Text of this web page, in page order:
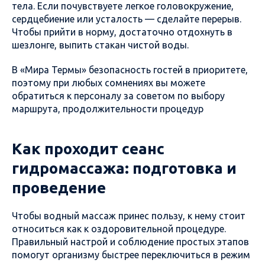
тела. Если почувствуете легкое головокружение,
сердцебиение или усталость — сделайте перерыв.
Чтобы прийти в норму, достаточно отдохнуть в
шезлонге, выпить стакан чистой воды.
В «Мира Термы» безопасность гостей в приоритете,
поэтому при любых сомнениях вы можете
обратиться к персоналу за советом по выбору
маршрута, продолжительности процедур
Как проходит сеанс
гидромассажа: подготовка и
проведение
Чтобы водный массаж принес пользу, к нему стоит
относиться как к оздоровительной процедуре.
Правильный настрой и соблюдение простых этапов
помогут организму быстрее переключиться в режим